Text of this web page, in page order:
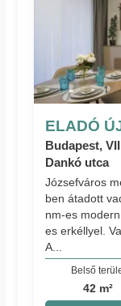
ELADÓ
Budapest,
Dankó utca
Józsefváros
ben átadott
nm-es
es erkéllyel.
A...
Belső
42 m²